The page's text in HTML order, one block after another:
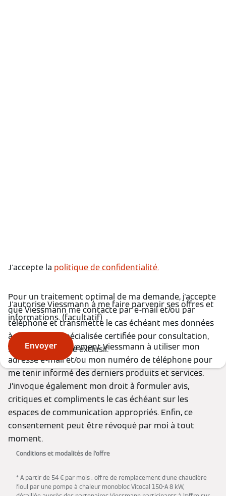
J'accepte la politique de confidentialité.
Pour un traitement optimal de ma demande, j'accepte
que Viessmann me contacte par e-mail et/ou par
téléphone et transmette le cas échéant mes données
à une société spécialisée certifiée pour consultation,
sous son contrôle exclusif.
J'autorise Viessmann à me faire parvenir ses offres et
informations. (facultatif)
J'autorise effectivement Viessmann à utiliser mon
adresse e-mail et/ou mon numéro de téléphone pour
me tenir informé des derniers produits et services.
J’invoque également mon droit à formuler avis,
critiques et compliments le cas échéant sur les
espaces de communication appropriés. Enfin, ce
consentement peut être révoqué par moi à tout
moment.
Envoyer
Conditions et modalités de l'offre
* A partir de 54 € par mois : offre de remplacement d’une chaudière
fioul par une pompe à chaleur monobloc Vitocal 150-A 8 kW,